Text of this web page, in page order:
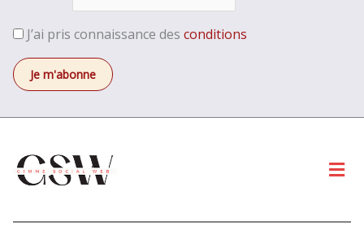
J’ai pris connaissance des conditions